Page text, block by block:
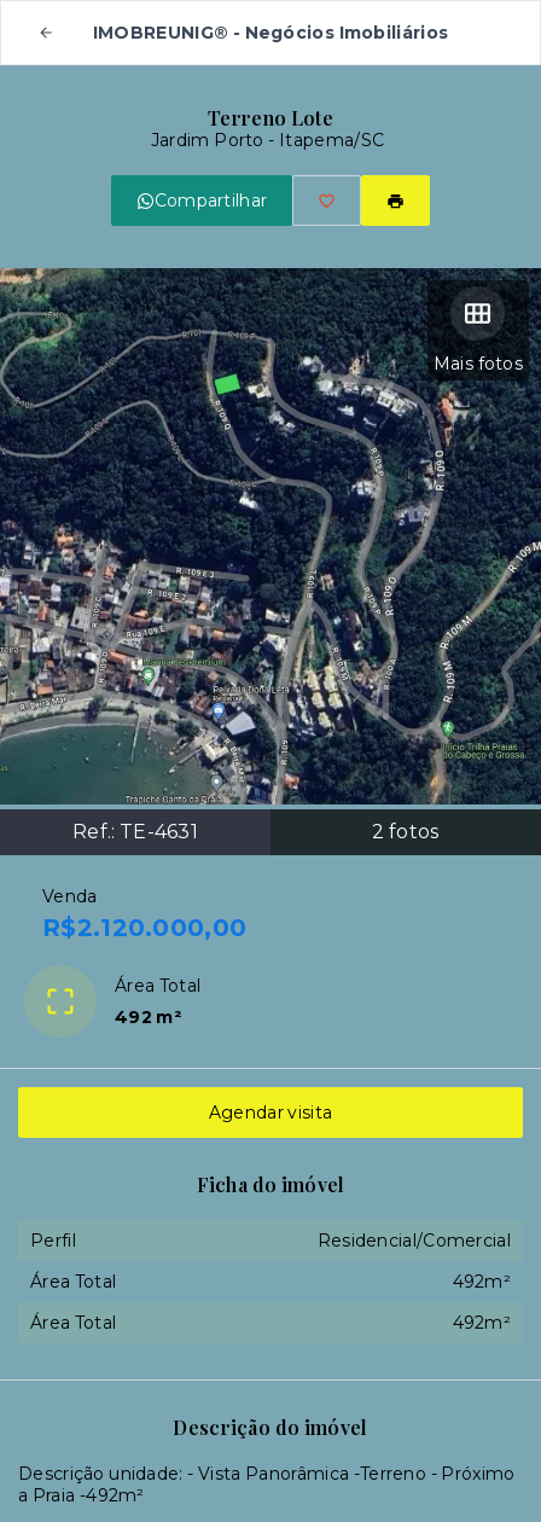
IMOBREUNIG® - Negócios Imobiliários
Terreno Lote
Jardim Porto - Itapema/SC
Compartilhar
Mais fotos
Ref.: TE-4631 2 fotos
Venda
R$2.120.000,00
Área Total
492 m²
Descrição do imóvel
Descrição unidade: - Vista Panorâmica -Terreno - Próximo
a Praia -492m²
Agendar visita
Ficha do imóvel
Perfil
Residencial/Comercial
Área Total
492m²
Área Total
492m²